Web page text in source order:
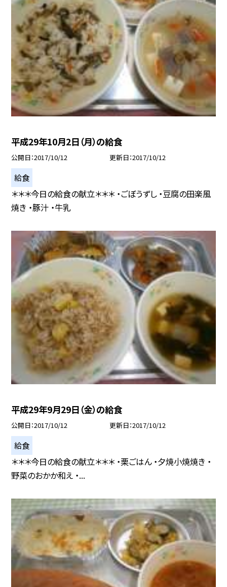
平成29年10月2日（月）の給食
公開日 2017/10/12 更新日 2017/10/12
給食
＊＊＊今日の給食の献立＊＊＊ ・ごぼうずし ・豆腐の田楽風
焼き ・豚汁 ・牛乳
平成29年9月29日（金）の給食
公開日 2017/10/12 更新日 2017/10/12
給食
＊＊＊今日の給食の献立＊＊＊ ・栗ごはん ・夕焼小焼焼き ・
野菜のおかか和え ・...